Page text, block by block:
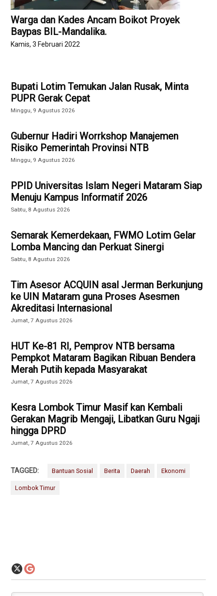
Warga dan Kades Ancam Boikot Proyek
Baypas BIL-Mandalika.
Kamis, 3 Februari 2022
Bupati Lotim Temukan Jalan Rusak, Minta
PUPR Gerak Cepat
Minggu, 9 Agustus 2026
Gubernur Hadiri Worrkshop Manajemen
Risiko Pemerintah Provinsi NTB
Minggu, 9 Agustus 2026
PPID Universitas Islam Negeri Mataram Siap
Menuju Kampus Informatif 2026
Sabtu, 8 Agustus 2026
Semarak Kemerdekaan, FWMO Lotim Gelar
Lomba Mancing dan Perkuat Sinergi
Sabtu, 8 Agustus 2026
Tim Asesor ACQUIN asal Jerman Berkunjung
ke UIN Mataram guna Proses Asesmen
Akreditasi Internasional
Jumat, 7 Agustus 2026
HUT Ke-81 RI, Pemprov NTB bersama
Pempkot Mataram Bagikan Ribuan Bendera
Merah Putih kepada Masyarakat
Jumat, 7 Agustus 2026
Kesra Lombok Timur Masif kan Kembali
Gerakan Magrib Mengaji, Libatkan Guru Ngaji
hingga DPRD
Jumat, 7 Agustus 2026
TAGGED: Bantuan Sosial Berita Daerah Ekonomi
Lombok Timur